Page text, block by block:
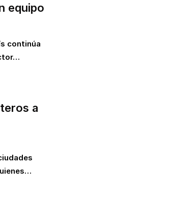
equipo
continúa
a